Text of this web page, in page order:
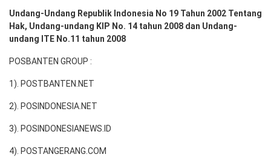
Undang-Undang Republik Indonesia No 19 Tahun 2002 Tentang
Hak, Undang-undang KIP No. 14 tahun 2008 dan Undang-
undang ITE No.11 tahun 2008
POSBANTEN GROUP :
1). POSTBANTEN.NET
2). POSINDONESIA.NET
3). POSINDONESIANEWS.ID
4). POSTANGERANG.COM